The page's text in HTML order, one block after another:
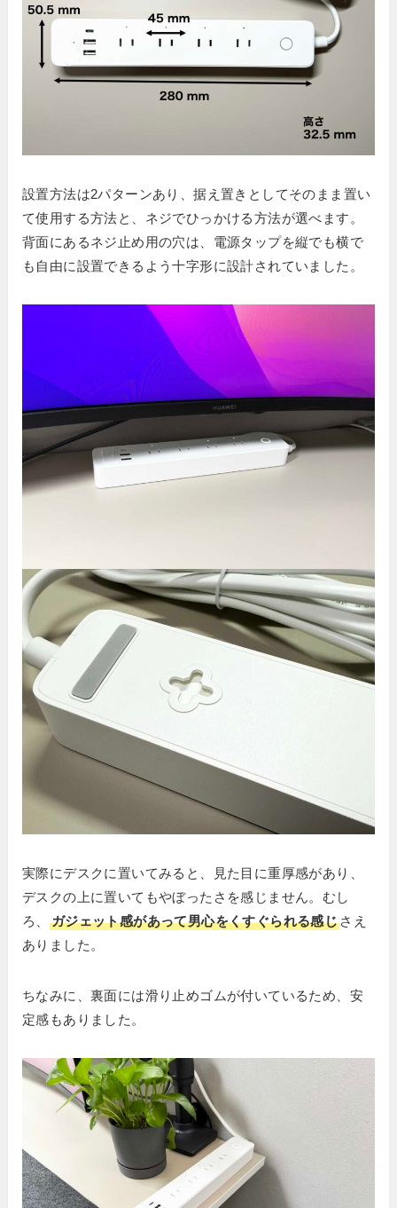
設置方法は2パターンあり、据え置きとしてそのまま置い
て使用する方法と、ネジでひっかける方法が選べます。
背面にあるネジ止め用の穴は、電源タップを縦でも横で
も自由に設置できるよう十字形に設計されていました。
実際にデスクに置いてみると、見た目に重厚感があり、
デスクの上に置いてもやぼったさを感じません。むし
ろ、
ガジェット感があって男心をくすぐられる感じ さえ
ありました。
ちなみに、裏面には滑り止めゴムが付いているため、安
定感もありました。